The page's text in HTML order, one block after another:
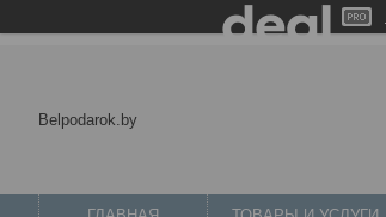
Belpodarok.by